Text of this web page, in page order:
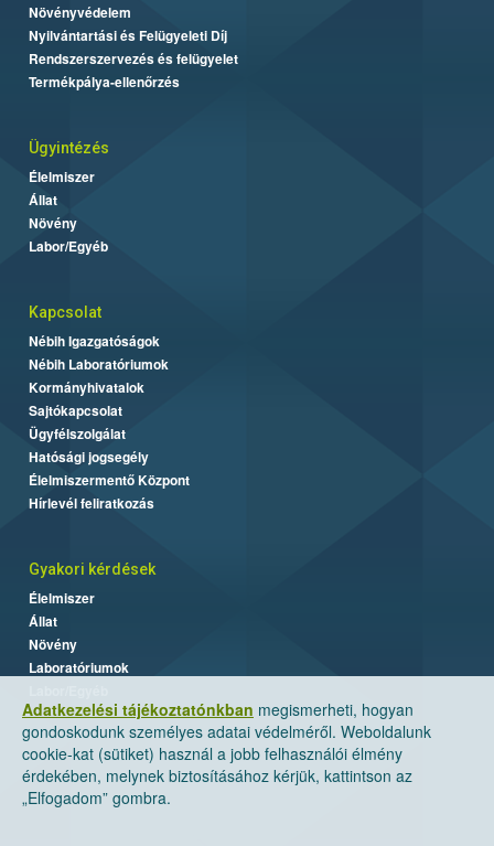
Adatkezelési tájékoztatónkban megismerheti, hogyan
gondoskodunk személyes adatai védelméről. Weboldalunk
cookie-kat (sütiket) használ a jobb felhasználói élmény
érdekében, melynek biztosításához kérjük, kattintson az
„Elfogadom” gombra.
Növényvédelem
Nyilvántartási és Felügyeleti Díj
Rendszerszervezés és felügyelet
Termékpálya-ellenőrzés
Ügyintézés
Élelmiszer
Állat
Növény
Labor/Egyéb
Kapcsolat
Nébih Igazgatóságok
Nébih Laboratóriumok
Kormányhivatalok
Sajtókapcsolat
Ügyfélszolgálat
Hatósági jogsegély
Élelmiszermentő Központ
Hírlevél feliratkozás
Gyakori kérdések
Élelmiszer
Állat
Növény
Laboratóriumok